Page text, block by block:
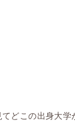
どこの出身大学